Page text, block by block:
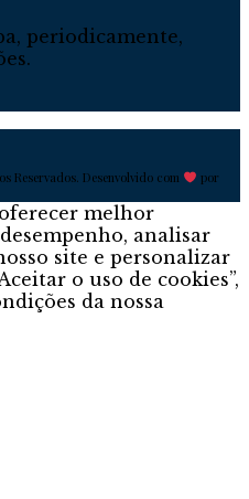
periodicamente,
Reservados. Desenvolvido com
por
melhor
analisar
site e personalizar
o uso de cookies”,
da nossa